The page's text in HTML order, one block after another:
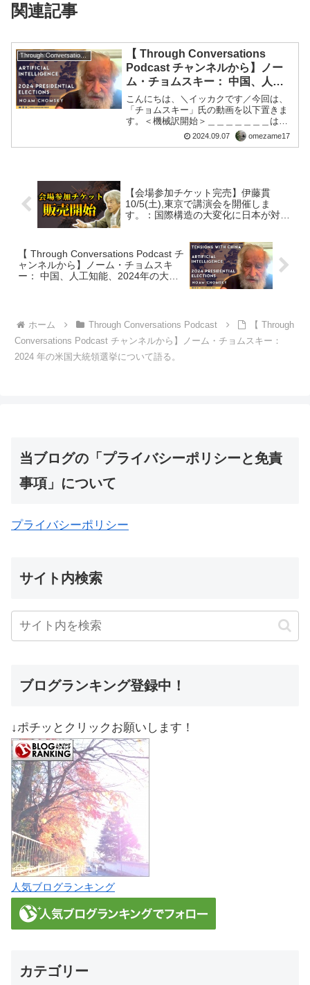
何かがしっかりしているなら、それは
は言います
これから始まる化石燃料の活用
数人の終了を目指して
今から数十年後
そうでなければ合格します
～は着実に減少するだろう
組織化された人間を集中的に破壊する
地球上の生命
もう一つの可能​​性は、私たちがやること
です
すぐに核戦争になる
ああ
私たちの他のすべての重要な決定と同様
に、
アメリカの民主主義はどんな状況でも生
き残れるだろうか
形状
他の民主主義国が参加しているのは冗談
とても困っています、これを新聞を読ん
朝
インドでは
ガンジーは刑務所に放り込まれたばかり
モディ首相の努力
インドの民主主義を解体し、
人種差別的なヒンズー教民族主義を定着
させた
その場所
それは一例です
他人のことを話す アメリカは
明らかに最も重要な理由は、
その驚異的な力と影響力は、
世界、それが危機に瀕している
他のもの
関連記事
Through Conversations Podcast
【 Through Conversations
Podcast チャンネルから】ノー
ム・チョムスキー： 中国、人工
知能、2024年の大統領選挙につ
いて。
こんにちは、＼イッカクです／今回は、
「チョムスキー」氏の動画を以下置きま
す。＜機械訳開始＞＿＿＿＿＿＿＿はじ
めに 皆さん、こんにちは。Through
conversations podcast の特別版に参加す
2024.09.07 omezame17
【会場参加チケット完売】伊藤貫
10/5(土),東京で講演会を開催しま
す。：国際構造の大変化に日本が対応
【 Through Conversations Podcast チ
ャンネルから】ノーム・チョムスキ
ー： 中国、人工知能、2024年の大統
ホーム Through Conversations Podcast
【 Through
Conversations Podcast チャンネルから】ノーム・チョムスキー：
2024 年の米国大統領選挙について語る。
当ブログの「プライバシーポリシーと免責
事項」について
プライバシーポリシー
サイト内検索
ブログランキング登録中！
↓ポチッとクリックお願いします！
人気ブログランキング
カテゴリー